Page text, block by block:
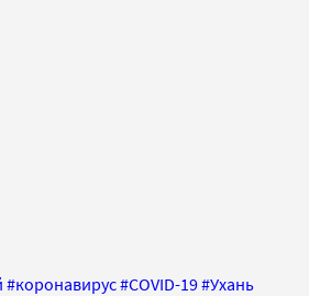
#коронавирус#COVID-19#Ухань